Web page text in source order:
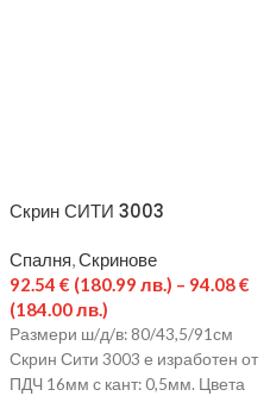
Скрин СИТИ 3003
Спалня,Скринове
92.54 € (180.99 лв.) – 94.08€
(184.00 лв.)
Размери ш/д/в: 80/43,5/91см
Скрин Сити 3003 е изработен от
ПДЧ 16мм с кант: 0,5мм. Цвета